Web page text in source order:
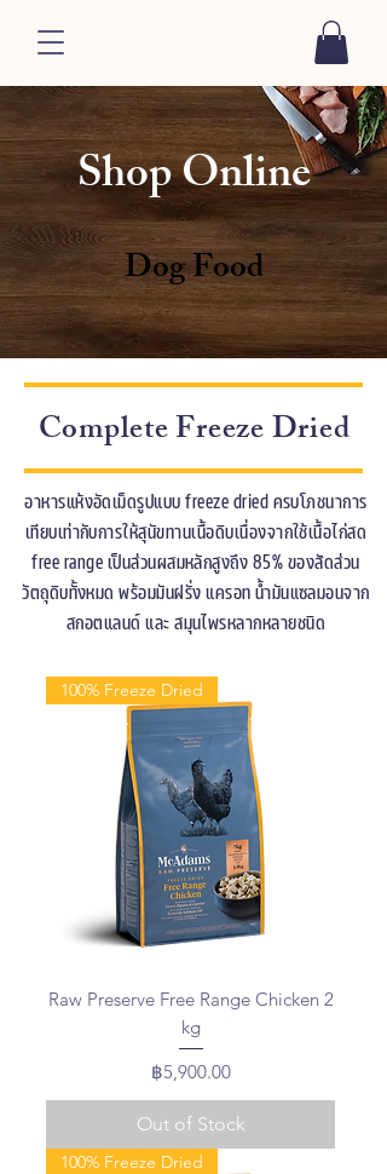
Shop Online
Dog Food
Complete Freeze Dried
อาหารแห้งอัดเม็ดรูปแบบ freeze dried ครบโภชนาการ
เทียบเท่ากับการให้สุนัขทานเนื้อดิบเนื่องจากใช้เนื้อไก่สด
free range เป็นส่วนผสมหลักสูงถึง 85% ของสัดส่วน
วัตถุดิบทั้งหมดพร้อมมันฝรั่ง แครอท น้ำมันแซลมอนจาก
สกอตแลนด์ และ สมุนไพรหลากหลายชนิด
100% Freeze Dried
Raw Preserve Free Range Chicken 2
kg
Price
฿5,900.00
Out of Stock
100% Freeze Dried